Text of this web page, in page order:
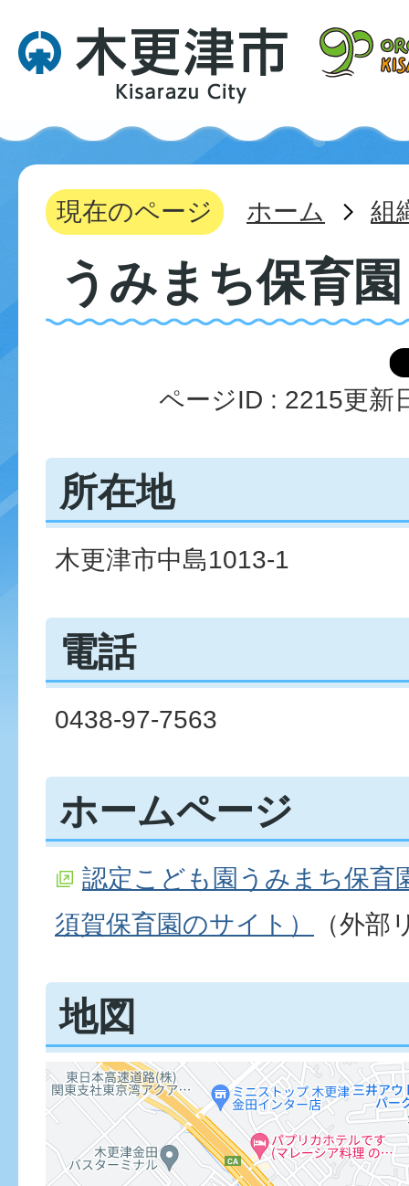
現在のページ ホーム 組
うみまち保育園
ページID : 2215更新
所在地
木更津市中島1013-1
電話
0438-97-7563
ホームページ
認定こども園うみまち保育
須賀保育園のサイト）
（外部
地図